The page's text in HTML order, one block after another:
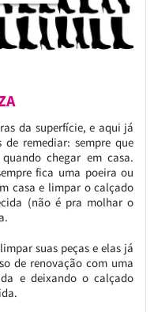
da superfície, e aqui já
remediar: sempre que
chegar em casa.
fica uma poeira ou
casa e limpar o calçado
(não é pra molhar o
suas peças e elas já
de renovação com uma
e deixando o calçado